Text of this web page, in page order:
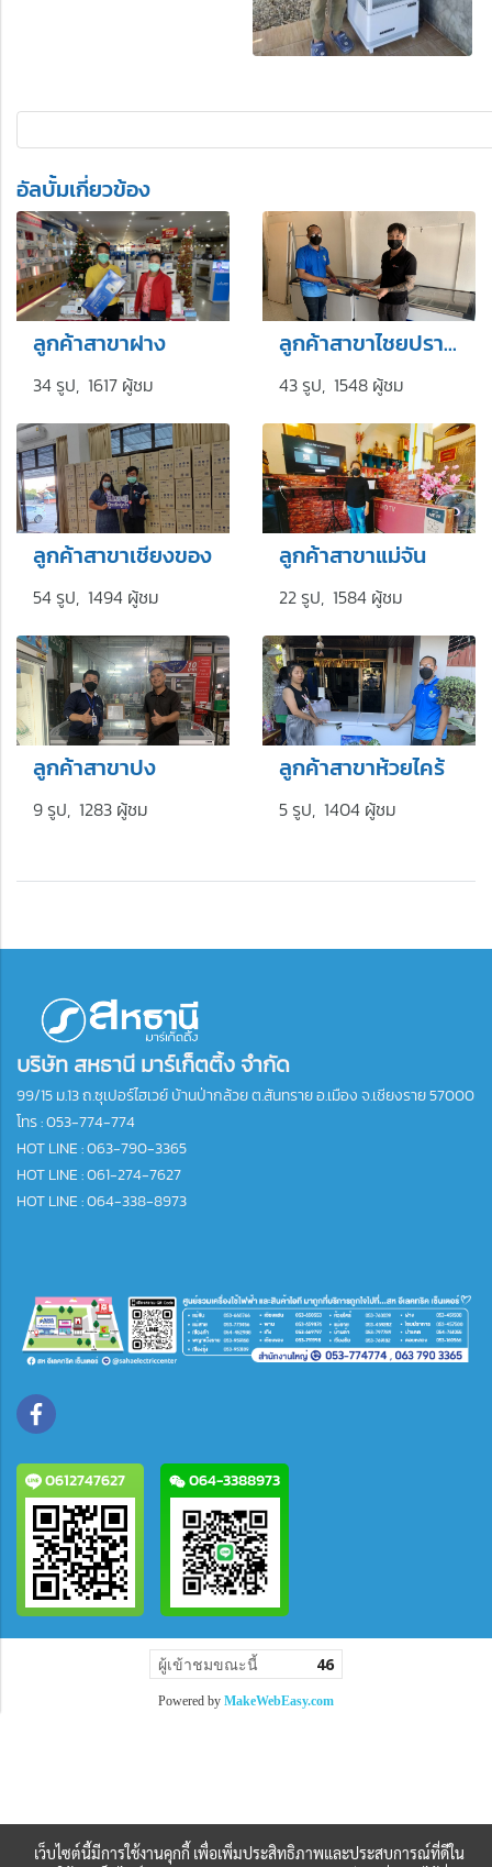
อัลบั้มเกี่ยวข้อง
ลูกค้าสาขาฝาง
34 รูป, 1617 ผู้ชม
ลูกค้าสาขาไชยปราการ
43 รูป, 1548 ผู้ชม
ลูกค้าสาขาเชียงของ
54 รูป, 1494 ผู้ชม
ลูกค้าสาขาแม่จัน
22 รูป, 1584 ผู้ชม
ลูกค้าสาขาปง
9 รูป, 1283 ผู้ชม
ลูกค้าสาขาห้วยไคร้
5 รูป, 1404 ผู้ชม
บริษัท สหธานี มาร์เก็ตติ้ง จำกัด
99/15 ม.13 ถ.ซุเปอร์ไฮเวย์ บ้านป่ากล้วย ต.สันทราย อ.เมือง จ.เชียงราย 57000
โทร :053-774-774
HOT LINE : 063-790-3365
HOT LINE : 061-274-7627
HOT LINE : 064-338-8973
0612747627 064-3388973
ผู้เข้าชมขณะนี้ 46
Powered by MakeWebEasy.com
เว็บไซต์นี้มีการใช้งานคุกกี้ เพื่อเพิ่มประสิทธิภาพและประสบการณ์ที่ดีใน